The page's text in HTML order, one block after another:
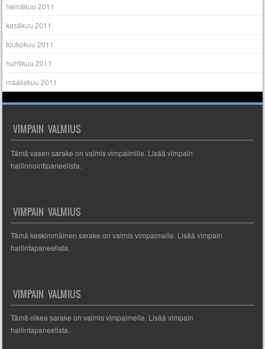
heinäkuu 2011
kesäkuu 2011
toukokuu 2011
huhtikuu 2011
maaliskuu 2011
VIMPAIN VALMIUS
Tämä vasen sarake on valmis vimpaimille. Lisää vimpain
hallinnointipaneelista.
VIMPAIN VALMIUS
Tämä keskimmäinen sarake on valmis vimpaimelle. Lisää vimpain
hallintapaneelista.
VIMPAIN VALMIUS
Tämä oikea sarake on valmis vimpaimelle. Lisää vimpain
hallintapaneelista.